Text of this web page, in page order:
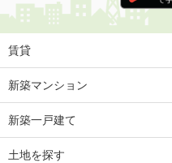
住 所
香
専有面積
香川県高松市太田上町
賃貸
新築マンション
新築一戸建て
土地を探す